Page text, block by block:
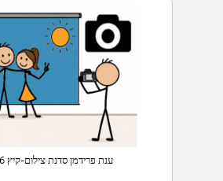
ענת פרידמן סדנת צילום-קיץ 2026